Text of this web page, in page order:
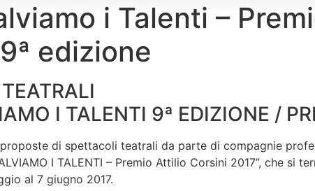
i Talenti –
edizione
I TALENTI 9ª EDIZIONE /
di spettacoli teatrali da parte di compagnie
I TALENTI – Premio Attilio Corsini 2017”, che si
al 7 giugno 2017.